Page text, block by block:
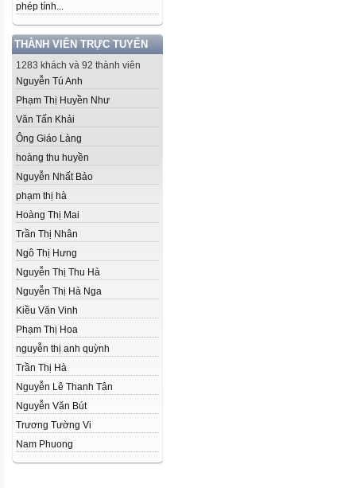
phép tính...
THÀNH VIÊN TRỰC TUYẾN
1283 khách và 92 thành viên
Nguyễn Tú Anh
Phạm Thị Huyền Như
Văn Tấn Khải
Ông Giáo Làng
hoàng thu huyền
Nguyễn Nhất Bảo
phạm thị hà
Hoàng Thị Mai
Trần Thị Nhân
Ngô Thị Hưng
Nguyễn Thị Thu Hà
Nguyễn Thị Hà Nga
Kiều Văn Vinh
Phạm Thị Hoa
nguyễn thị anh quỳnh
Trần Thị Hà
Nguyễn Lê Thanh Tân
Nguyễn Văn Bút
Trương Tường Vi
Nam Phuong